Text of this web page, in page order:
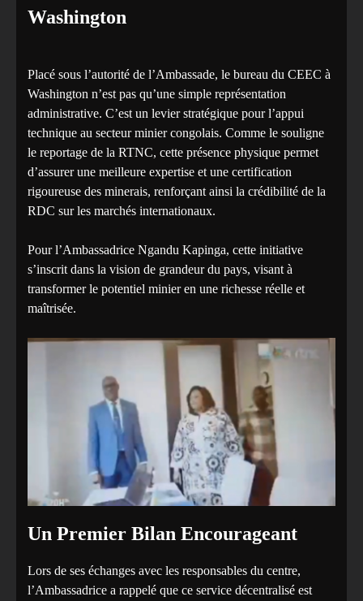
Washington
‎Placé sous l’autorité de l’Ambassade, le bureau du CEEC à
Washington n’est pas qu’une simple représentation
administrative. C’est un levier stratégique pour l’appui
technique au secteur minier congolais. Comme le souligne
le reportage de la RTNC, cette présence physique permet
d’assurer une meilleure expertise et une certification
rigoureuse des minerais, renforçant ainsi la crédibilité de la
RDC sur les marchés internationaux.
‎Pour l’Ambassadrice Ngandu Kapinga, cette initiative
s’inscrit dans la vision de grandeur du pays, visant à
transformer le potentiel minier en une richesse réelle et
maîtrisée.
‎Un Premier Bilan Encourageant
‎Lors de ses échanges avec les responsables du centre,
l’Ambassadrice a rappelé que ce service décentralisé est